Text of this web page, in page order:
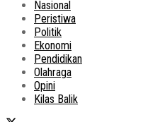
Nasional
Peristiwa
Politik
Ekonomi
Pendidikan
Olahraga
Opini
Kilas Balik